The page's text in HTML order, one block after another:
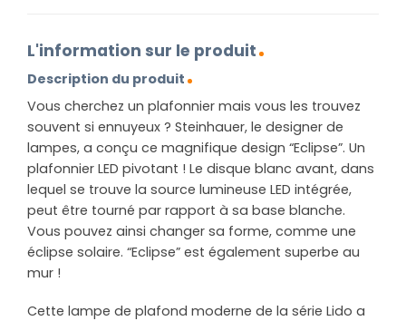
L'information sur le produit
Description du produit
Vous cherchez un plafonnier mais vous les trouvez
souvent si ennuyeux ? Steinhauer, le designer de
lampes, a conçu ce magnifique design “Eclipse”. Un
plafonnier LED pivotant ! Le disque blanc avant, dans
lequel se trouve la source lumineuse LED intégrée,
peut être tourné par rapport à sa base blanche.
Vous pouvez ainsi changer sa forme, comme une
éclipse solaire. “Eclipse” est également superbe au
mur !
Cette lampe de plafond moderne de la série Lido a